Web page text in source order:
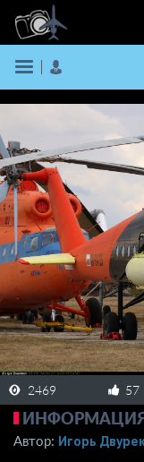
2469 57
Автор: Игорь